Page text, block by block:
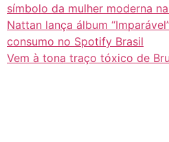
símbolo da mulher moderna
Nattan lança álbum
consumo no Spotify Brasil
Vem à tona traço tóxico de